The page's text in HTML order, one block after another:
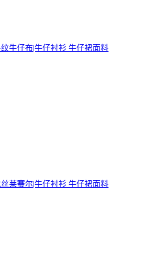
牛仔布|牛仔衬衫 牛仔裙面料
莱赛尔|牛仔衬衫 牛仔裙面料